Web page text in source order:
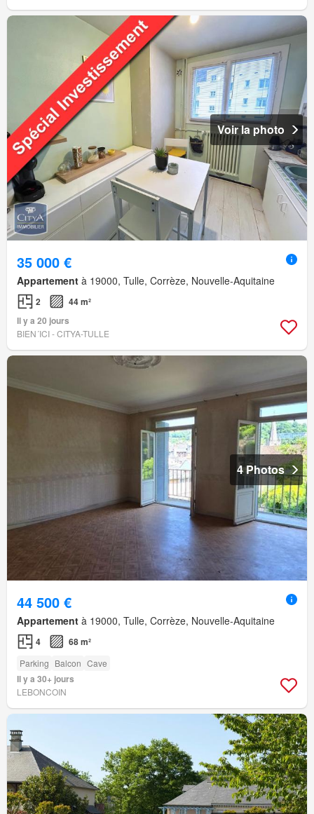
Voir la photo
35 000 €
Appartement à 19000, Tulle, Corrèze, Nouvelle-Aquitaine
2
44 m²
Il y a 20 jours
BIEN´ICI - CITYA-TULLE
4 Photos
44 500 €
Appartement à 19000, Tulle, Corrèze, Nouvelle-Aquitaine
4 68 m²
Parking Balcon Cave
Il y a 30+ jours
LEBONCOIN